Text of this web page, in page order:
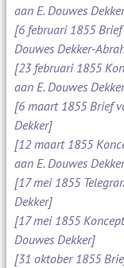
aan E. Douwes
[6 februari 1855 Brief
Douwes Dekker-
[23 februari 1855
aan E. Douwes
[6 maart 1855 Brief
Dekker]
[12 maart 1855
aan E. Douwes
[17 mei 1855
Dekker]
[17 mei 1855
Douwes Dekker]
[31 oktober 1855